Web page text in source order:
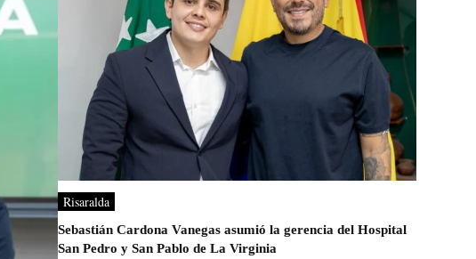
Risaralda
Sebastián Cardona Vanegas asumió la gerencia del Hospital
San Pedro y San Pablo de La Virginia